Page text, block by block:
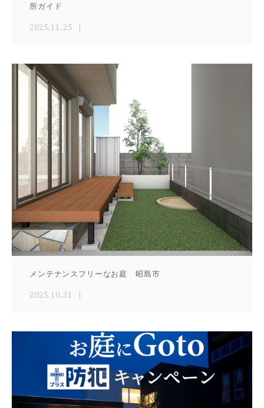
所ガイド
2025.11.25
メンテナンスフリーなお庭 昭島市
2025.10.31